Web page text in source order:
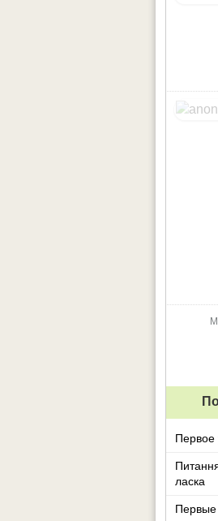
Первое
ласка
Первые